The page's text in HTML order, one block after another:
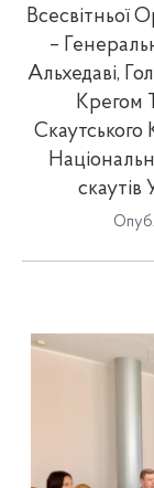
Всесвітньої
–
Альхедаві,
Крегом
Скаутського